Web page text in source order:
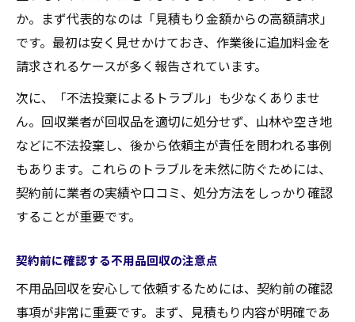
か。まず代表的なのは「見積もり金額からの高額請求」
です。最初は安く見せかけておき、作業後に追加料金を
請求されるケースが多く報告されています。
次に、「不法投棄によるトラブル」も少なくありませ
ん。回収業者が回収品を適切に処分せず、山林や空き地
などに不法投棄し、後から依頼主が責任を問われる事例
もあります。これらのトラブルを未然に防ぐためには、
契約前に業者の実績や口コミ、処分方法をしっかり確認
することが重要です。
契約前に確認する不用品回収の注意点
不用品回収を安心して依頼するためには、契約前の確認
事項が非常に重要です。まず、見積もり内容が明確であ